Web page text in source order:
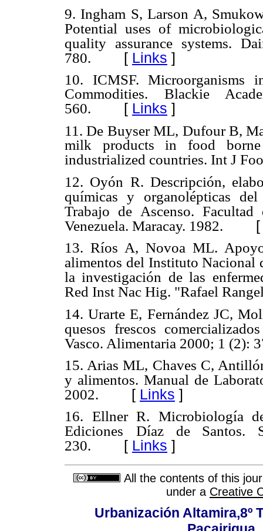
9. Ingham S, Larson A,
Potential uses of
quality assurance systems.
780. [ Links ]
10. ICMSF.
Commodities. Blackie
560. [ Links ]
11. De Buyser ML, Dufour B,
milk products in food
industrialized countries. Int J
12. Oyón R. Descripción,
químicas y organolépticas
Trabajo de Ascenso. Facultad
Venezuela. Maracay. 1982.
13. Ríos A, Novoa ML.
alimentos del Instituto
la investigación de las
Red Inst Nac Hig. "Rafael
14. Urarte E, Fernández JC,
quesos frescos
Vasco. Alimentaria 2000; 1 (2):
15. Arias ML, Chaves C,
y alimentos. Manual de
2002. [ Links ]
16. Ellner R. Microbiología
Ediciones
Díaz de Santos.
230. [ Links ]
All the contents of this
under a Creative
Urbanización Altamira,8º